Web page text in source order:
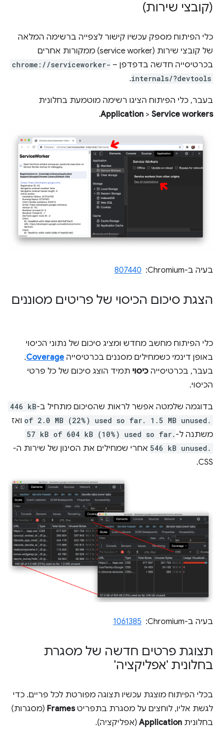
(קובצי שירות)
כלי הפיתוח מספק עכשיו קישור לצפייה ברשימה המלאה
של קובצי שירות (service worker) ממקורות אחרים
בכרטיסייה חדשה בדפדפן – chrome://serviceworker-
internals/?devtools
.
בעבר, כלי הפיתוח הציגו רשימה מוטמעת בחלונית
Application > Service workers
.
בעיה ב-Chromium: ‏ 807440
הצגת סיכום הכיסוי של פריטים מסוננים
כלי הפיתוח מחשב מחדש ומציג סיכום של נתוני הכיסוי
באופן דינמי כשמחילים מסננים בכרטיסייה Coverage
.
בעבר, בכרטיסייה כיסוי תמיד הוצג סיכום של כל פרטי
הכיסוי.
בדוגמה שלמטה אפשר לראות שהסיכום מתחיל ב-446 kB
of 2.0 MB (22%) used so far. 1.5 MB unused. ואז
משתנה ל- 57 kB of 604 kB (10%) used so far.
546 kB unused. אחרי שמחילים את הסינון של שירות ה-
CSS.
בעיה ב-Chromium: ‏ 1061385
תצוגת פרטים חדשה של מסגרת
בחלונית 'אפליקציה'
בכלי הפיתוח מוצגת עכשיו תצוגה מפורטת לכל פריים. כדי
לגשת אליו, לוחצים על מסגרת בתפריטFrames (מסגרות)
בחלונית Application(אפליקציה).